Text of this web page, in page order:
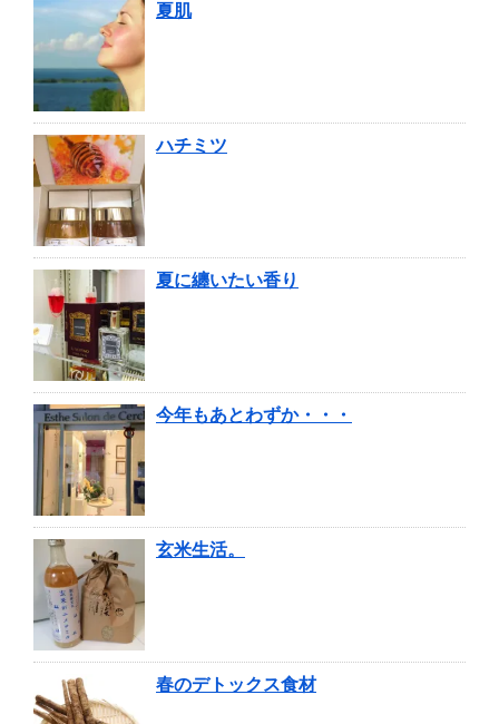
夏肌
ハチミツ
夏に纏いたい香り
今年もあとわずか・・・
玄米生活。
春のデトックス食材